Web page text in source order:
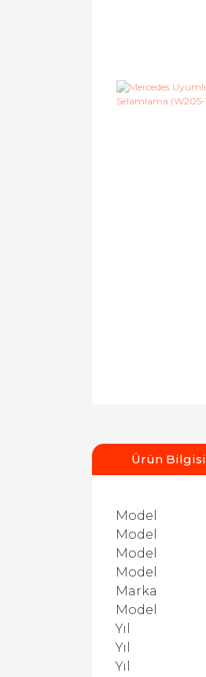
Ürün Bilgisi
Model
Model
Model
Model
Marka
Model
Yıl
Yıl
Yıl